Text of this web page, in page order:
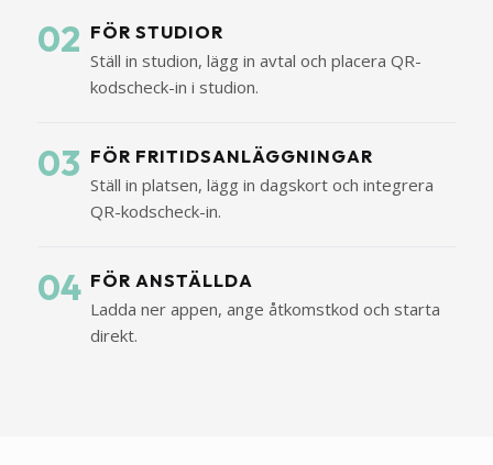
02 FÖR STUDIOR
Ställ in studion, lägg in avtal och placera QR-
kodscheck-in i studion.
03 FÖR FRITIDSANLÄGGNINGAR
Ställ in platsen, lägg in dagskort och integrera
QR-kodscheck-in.
04 FÖR ANSTÄLLDA
Ladda ner appen, ange åtkomstkod och starta
direkt.